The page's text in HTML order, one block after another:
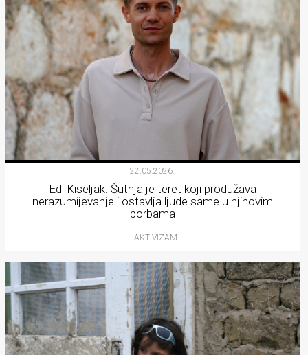
22.05.2026.
Edi Kiseljak: Šutnja je teret koji produžava
nerazumijevanje i ostavlja ljude same u njihovim
borbama
AKTIVIZAM